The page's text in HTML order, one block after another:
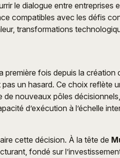
le dialogue entre entreprises
compatibles avec les défis
transformations
fois depuis la création
un hasard. Ce choix reflète
de nouveaux pôles
d’exécution à l’échelle
cette décision. À la tête de
fondé sur